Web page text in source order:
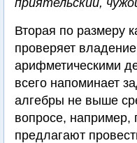
приятельский,
Вторая по размеру
проверяет
арифметическими
всего напоминает
алгебры не выше
вопросе,
предлагают